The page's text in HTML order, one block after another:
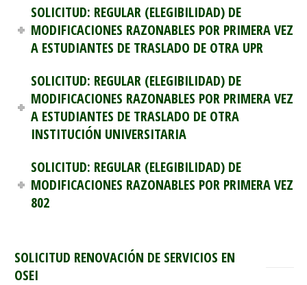
SOLICITUD: REGULAR (ELEGIBILIDAD) DE
MODIFICACIONES RAZONABLES POR PRIMERA VEZ
A ESTUDIANTES DE TRASLADO DE OTRA UPR
SOLICITUD: REGULAR (ELEGIBILIDAD) DE
MODIFICACIONES RAZONABLES POR PRIMERA VEZ
A ESTUDIANTES DE TRASLADO DE OTRA
INSTITUCIÓN UNIVERSITARIA
SOLICITUD: REGULAR (ELEGIBILIDAD) DE
MODIFICACIONES RAZONABLES POR PRIMERA VEZ
802
SOLICITUD RENOVACIÓN DE SERVICIOS EN
OSEI